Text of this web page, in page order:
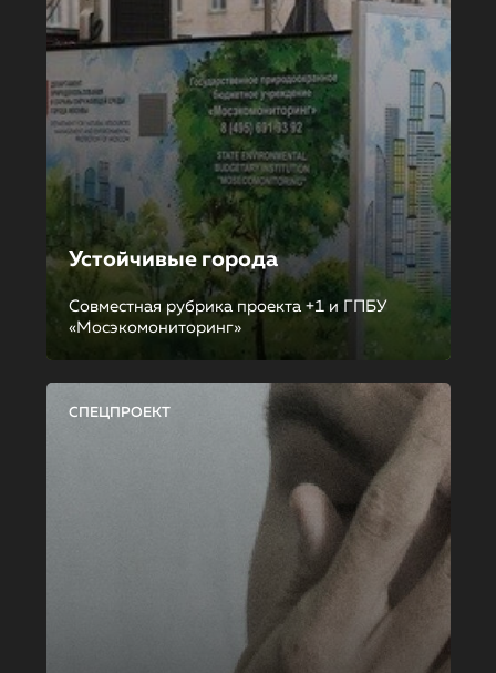
Устойчивые города
Совместная рубрика проекта +1 и ГПБУ
«Мосэкомониторинг»
СПЕЦПРОЕКТ